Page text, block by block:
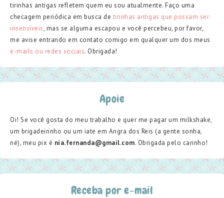
tirinhas antigas refletem quem eu sou atualmente. Faço uma
checagem periódica em busca de tirinhas antigas que possam ser
insensíveis, mas se alguma escapou e você percebeu, por favor,
me avise entrando em contato comigo em qualquer um dos meus
e-mails ou redes sociais. Obrigada!
Apoie
Oi! Se você gosta do meu trabalho e quer me pagar um milkshake,
um brigadeirinho ou um iate em Angra dos Reis (a gente sonha,
né), meu pix é nia.fernanda@gmail.com. Obrigada pelo carinho!
Receba por e-mail